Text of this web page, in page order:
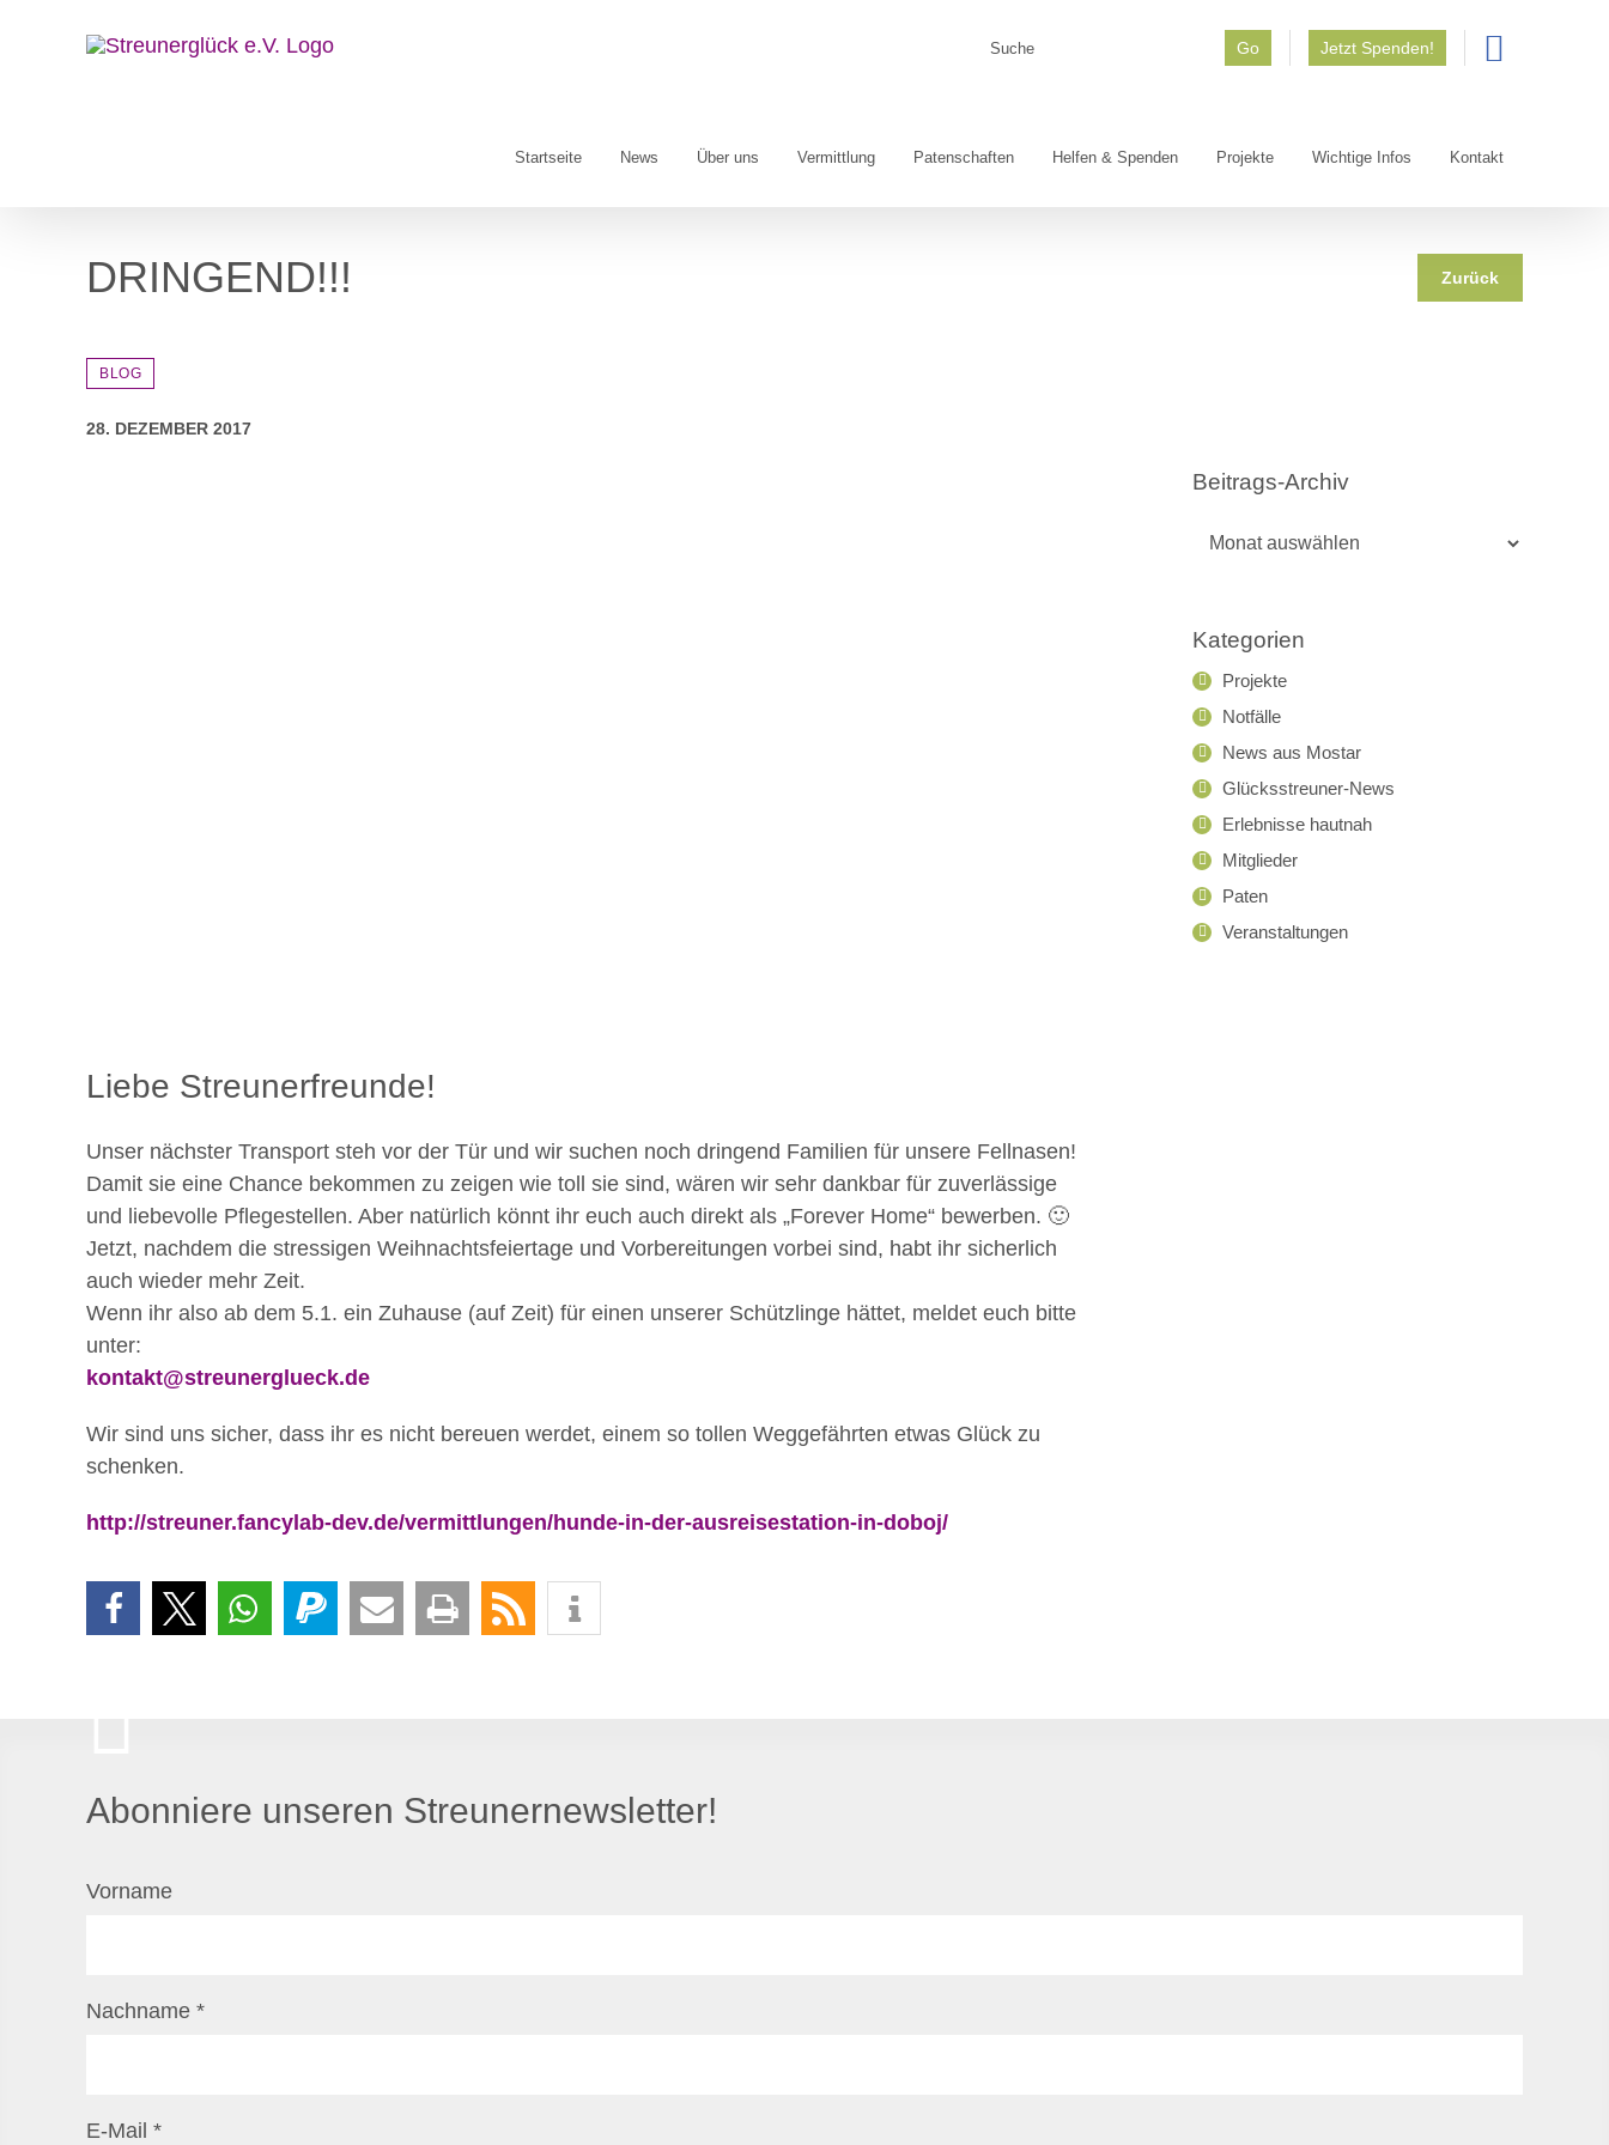
Go Jetzt Spenden!
Startseite News Über uns Vermittlung Patenschaften Helfen & Spenden Projekte Wichtige Infos Kontakt
DRINGEND!!! Zurück
BLOG
28. DEZEMBER 2017
Liebe Streunerfreunde!
Unser nächster Transport steh vor der Tür und wir suchen noch dringend Familien für unsere Fellnasen!
Damit sie eine Chance bekommen zu zeigen wie toll sie sind, wären wir sehr dankbar für zuverlässige
und liebevolle Pflegestellen. Aber natürlich könnt ihr euch auch direkt als „Forever Home“ bewerben. 🙂
Jetzt, nachdem die stressigen Weihnachtsfeiertage und Vorbereitungen vorbei sind, habt ihr sicherlich
auch wieder mehr Zeit.
Wenn ihr also ab dem 5.1. ein Zuhause (auf Zeit) für einen unserer Schützlinge hättet, meldet euch bitte
unter:
kontakt@streunerglueck.de
Wir sind uns sicher, dass ihr es nicht bereuen werdet, einem so tollen Weggefährten etwas Glück zu
schenken.
http://streuner.fancylab-dev.de/vermittlungen/hunde-in-der-ausreisestation-in-doboj/
Beitrags-Archiv
Kategorien
Projekte
Notfälle
News aus Mostar
Glücksstreuner-News
Erlebnisse hautnah
Mitglieder
Paten
Veranstaltungen
Abonniere unseren Streunernewsletter!
Vorname
Nachname *
E-Mail *